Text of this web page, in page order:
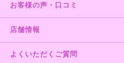
お客様の声・口コミ
店舗情報
よくいただくご質問